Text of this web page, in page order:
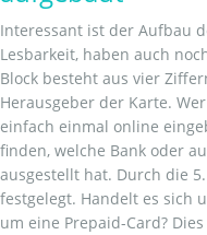
Interessant ist der Aufbau
Lesbarkeit, haben auch
Block besteht aus vier
Herausgeber der Karte.
einfach einmal online
finden, welche Bank oder
ausgestellt hat. Durch die
festgelegt. Handelt es sich
um eine Prepaid-Card?